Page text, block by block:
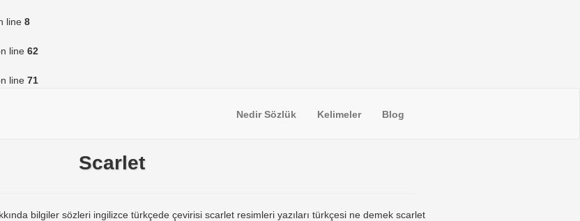
line 8
line 62
line 71
Nedir Sözlük Kelimeler Blog
Scarlet
bilgiler sözleri ingilizce türkçede çevirisi scarlet resimleri yazıları türkçesi ne demek scarlet